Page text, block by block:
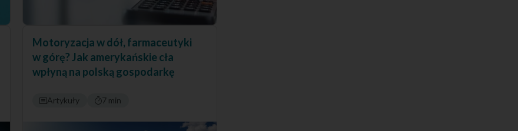
Motoryzacja w dół, farmaceutyki
w górę? Jak amerykańskie cła
wpłyną na polską gospodarkę
Artykuły 7 min